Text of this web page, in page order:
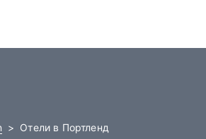
Отели в Портленд